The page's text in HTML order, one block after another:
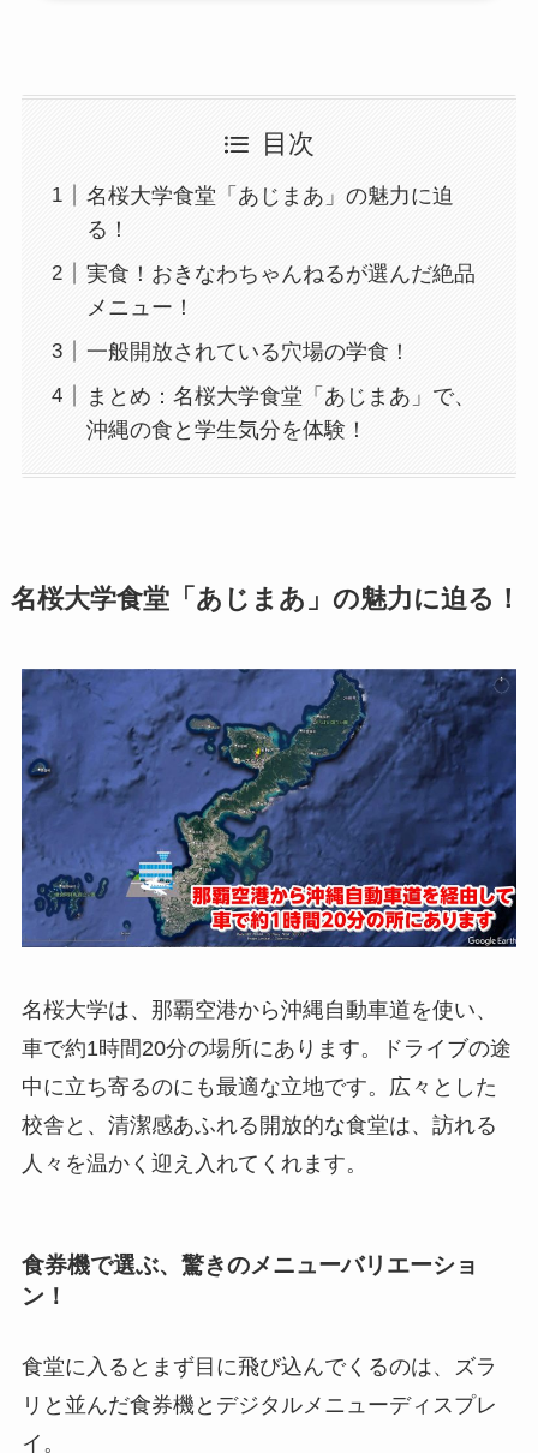
目次
名桜大学食堂「あじまあ」の魅力に迫
る！
実食！おきなわちゃんねるが選んだ絶品
メニュー！
一般開放されている穴場の学食！
まとめ：名桜大学食堂「あじまあ」で、
沖縄の食と学生気分を体験！
名桜大学食堂「あじまあ」の魅力に迫る！
名桜大学は、那覇空港から沖縄自動車道を使い、
車で約1時間20分の場所にあります。ドライブの途
中に立ち寄るのにも最適な立地です。広々とした
校舎と、清潔感あふれる開放的な食堂は、訪れる
人々を温かく迎え入れてくれます。
食券機で選ぶ、驚きのメニューバリエーショ
ン！
食堂に入るとまず目に飛び込んでくるのは、ズラ
リと並んだ食券機とデジタルメニューディスプレ
イ。